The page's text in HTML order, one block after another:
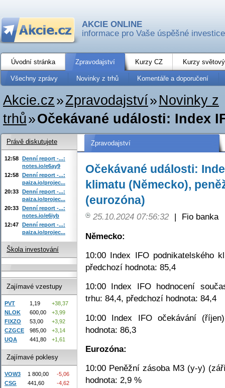
AKCIE ONLINE
informace pro Vaše úspěšné investice
Úvodní stránka Zpravodajství Kurzy CZ Kurzy
Všechny zprávy Novinky z trhů Komentáře a doporučení
Akcie.cz»Zpravodajství» Novinky z
trhů»Očekávané události: Index
Zpravodajství
Očekávané události:
klimatu (Německo),
(eurozóna)
25.10.2024 07:56:32 |
Fio banka
Německo:
10:00 Index IFO podnikatelského
předchozí hodnota: 85,4
10:00 Index IFO hodnocení
trhu: 84,4, předchozí hodnota: 84,4
10:00 Index IFO očekávání
hodnota: 86,3
Eurozóna:
10:00 Peněžní zásoba M3 (y-y)
hodnota: 2,9 %
Právě diskutujete
12:58 Denní report -...:
notes.io/e6ay9
12:58 Denní report -...:
paiza.io/projec...
20:33 Denní report -...:
paiza.io/projec...
20:33 Denní report -...:
notes.io/e6iyb
12:47 Denní report -...:
paiza.io/projec...
Škola investování
Zajímavé vzestupy
PVT 1,19
+38,37
NLOK
600,00
+3,99
FIXZO
53,00
+3,92
CZGCE
985,00
+3,14
UQA
441,80 +1,61
Zajímavé poklesy
VOW3 1 800,00
-5,06
CSG
441,60
-4,62